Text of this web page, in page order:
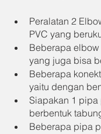
Peralatan 2
PVC yang
Beberapa
yang juga bisa
Beberapa
yaitu dengan
Siapakan 1 pipa
berbentuk
Beberapa pipa